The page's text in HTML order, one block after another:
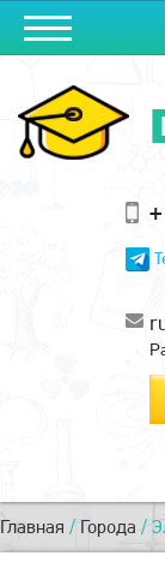
Главная / Города /